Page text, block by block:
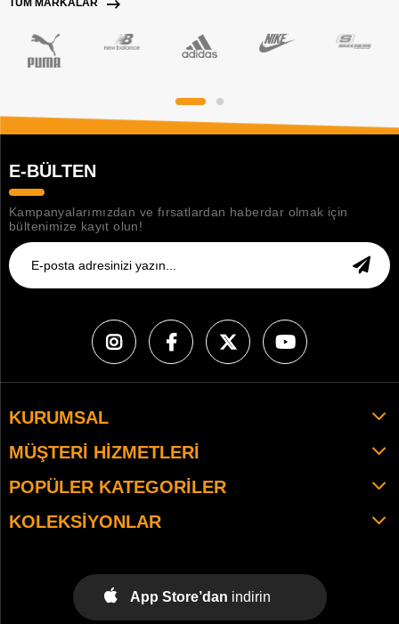
TÜM MARKALAR
E-BÜLTEN
Kampanyalarımızdan ve fırsatlardan haberdar olmak için
bültenimize kayıt olun!
KURUMSAL
MÜŞTERI HIZMETLERI
POPÜLER KATEGORILER
KOLEKSIYONLAR
App Store’dan indirin